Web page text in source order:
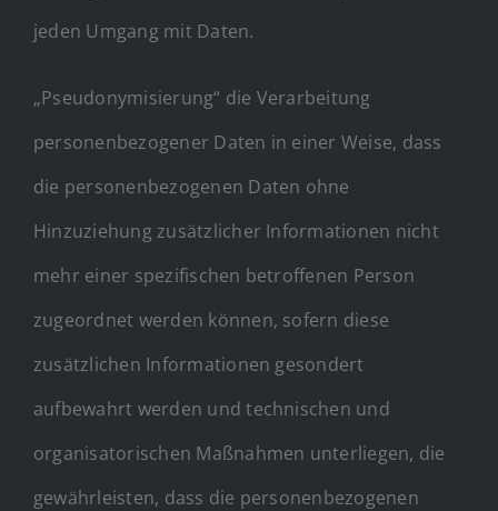
jeden Umgang mit Daten.
„Pseudonymisierung“ die Verarbeitung
personenbezogener Daten in einer Weise, dass
die personenbezogenen Daten ohne
Hinzuziehung zusätzlicher Informationen nicht
mehr einer spezifischen betroffenen Person
zugeordnet werden können, sofern diese
zusätzlichen Informationen gesondert
aufbewahrt werden und technischen und
organisatorischen Maßnahmen unterliegen, die
gewährleisten, dass die personenbezogenen